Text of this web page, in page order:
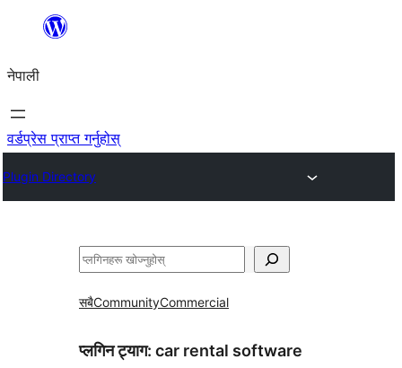
सामग्रीमा
नेपाली
वर्डप्रेस प्राप्त गर्नुहोस्
Plugin Directory
खोज्नुहोस्
सबैCommunityCommercial
प्लगिन ट्याग: car rental software